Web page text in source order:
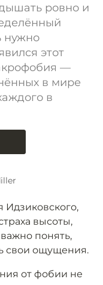
ровно и
нужно
этот
—
в мире
в
Идзиковского,
высоты,
понять,
свои ощущения.
от фобии не